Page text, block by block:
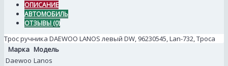
ОПИСАНИЕ
АВТОМОБИЛЬ
ОТЗЫВЫ (0)
Трос ручника DAEWOO LANOS левый DW, 96230545, Lan-732, Троса
Марка Модель
Daewoo Lanos